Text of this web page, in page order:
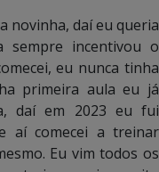
novinha, daí eu queria
sempre incentivou o
eu nunca tinha
primeira aula eu já
daí em 2023 eu fui
aí comecei a treinar
Eu vim todos os